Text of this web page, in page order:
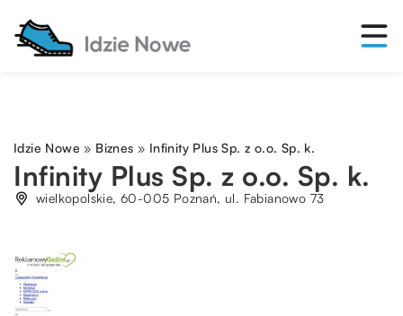
Idzie Nowe » Biznes » Infinity Plus Sp. z o.o. Sp. k.
Infinity Plus Sp. z o.o. Sp. k.
wielkopolskie, 60-005 Poznań, ul. Fabianowo 73